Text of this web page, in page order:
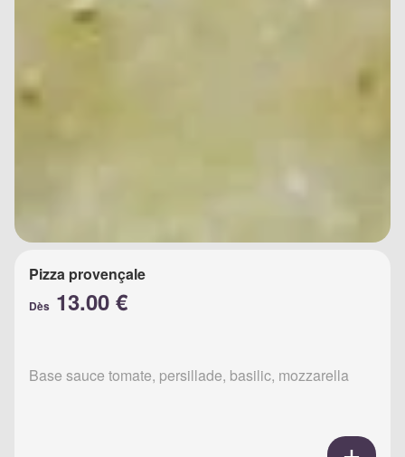
Pizza provençale
Dès 13.00 €
Base sauce tomate, persillade, basilic, mozzarella